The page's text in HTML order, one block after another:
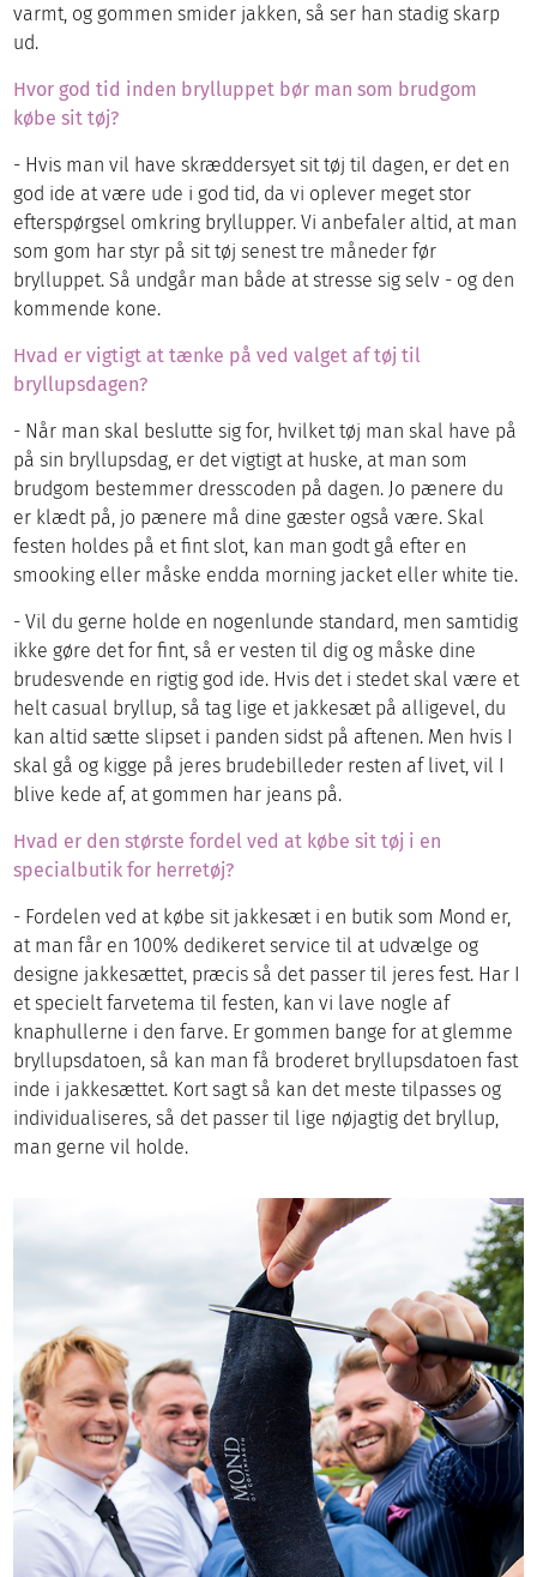
varmt, og gommen smider jakken, så ser han stadig skarp
ud.
Hvor god tid inden brylluppet bør man som brudgom
købe sit tøj?
- Hvis man vil have skræddersyet sit tøj til dagen, er det en
god ide at være ude i god tid, da vi oplever meget stor
efterspørgsel omkring bryllupper. Vi anbefaler altid, at man
som gom har styr på sit tøj senest tre måneder før
brylluppet. Så undgår man både at stresse sig selv - og den
kommende kone.
Hvad er vigtigt at tænke på ved valget af tøj til
bryllupsdagen?
- Når man skal beslutte sig for, hvilket tøj man skal have på
på sin bryllupsdag, er det vigtigt at huske, at man som
brudgom bestemmer dresscoden på dagen. Jo pænere du
er klædt på, jo pænere må dine gæster også være. Skal
festen holdes på et fint slot, kan man godt gå efter en
smooking eller måske endda morning jacket eller white tie.
- Vil du gerne holde en nogenlunde standard, men samtidig
ikke gøre det for fint, så er vesten til dig og måske dine
brudesvende en rigtig god ide. Hvis det i stedet skal være et
helt casual bryllup, så tag lige et jakkesæt på alligevel, du
kan altid sætte slipset i panden sidst på aftenen. Men hvis I
skal gå og kigge på jeres brudebilleder resten af livet, vil I
blive kede af, at gommen har jeans på.
Hvad er den største fordel ved at købe sit tøj i en
specialbutik for herretøj?
- Fordelen ved at købe sit jakkesæt i en butik som Mond er,
at man får en 100% dedikeret service til at udvælge og
designe jakkesættet, præcis så det passer til jeres fest. Har I
et specielt farvetema til festen, kan vi lave nogle af
knaphullerne i den farve. Er gommen bange for at glemme
bryllupsdatoen, så kan man få broderet bryllupsdatoen fast
inde i jakkesættet. Kort sagt så kan det meste tilpasses og
individualiseres, så det passer til lige nøjagtig det bryllup,
man gerne vil holde.